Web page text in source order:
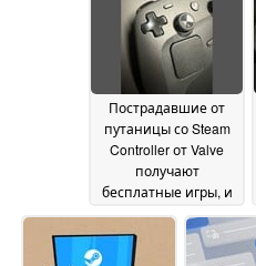
Пострадавшие от
путаницы со Steam
Controller от Valve
получают
бесплатные игры, и
самый популярный
выбор
17 May 2026